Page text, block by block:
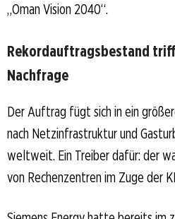
„Oman Vision 2040“.
Rekordauftragsbestand
Nachfrage
Der Auftrag fügt sich in ein
nach Netzinfrastruktur und
weltweit. Ein Treiber dafür: der
von Rechenzentren im Zuge der